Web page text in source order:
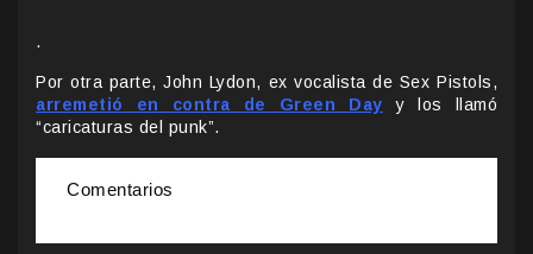
.
Por otra parte, John Lydon, ex vocalista de Sex Pistols,
arremetió en contra de Green Day y los llamó
“caricaturas del punk”.
Comentarios